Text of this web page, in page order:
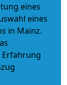
eines
eines
in Mainz.